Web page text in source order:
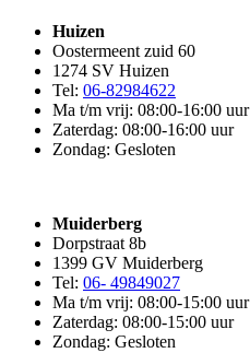
Huizen
Oostermeent zuid 60
1274 SV Huizen
Tel: 06-82984622
Ma t/m vrij: 08:00-16:00 uur
Zaterdag: 08:00-16:00 uur
Zondag: Gesloten
Muiderberg
Dorpstraat 8b
1399 GV Muiderberg
Tel: 06- 49849027
Ma t/m vrij: 08:00-15:00 uur
Zaterdag: 08:00-15:00 uur
Zondag: Gesloten